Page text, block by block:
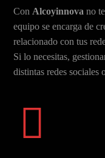
Con Alcoyinnova no
equipo se encarga de
relacionado con tus
Si lo necesitas,
distintas redes sociales